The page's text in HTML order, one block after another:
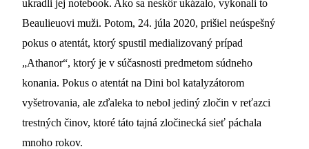
ukradli jej notebook. Ako sa neskôr ukázalo, vykonali to
Beaulieuovi muži. Potom, 24. júla 2020, prišiel neúspešný
pokus o atentát, ktorý spustil medializovaný prípad
„Athanor“, ktorý je v súčasnosti predmetom súdneho
konania. Pokus o atentát na Dini bol katalyzátorom
vyšetrovania, ale zďaleka to nebol jediný zločin v reťazci
trestných činov, ktoré táto tajná zločinecká sieť páchala
mnoho rokov.